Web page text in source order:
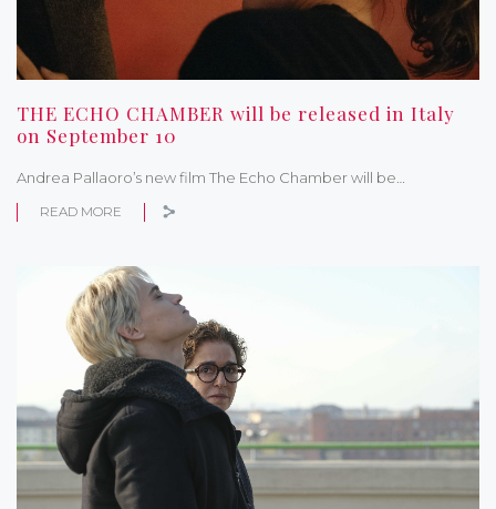
THE ECHO CHAMBER will be released in Italy
on September 10
Andrea Pallaoro’s new film The Echo Chamber will be…
READ MORE